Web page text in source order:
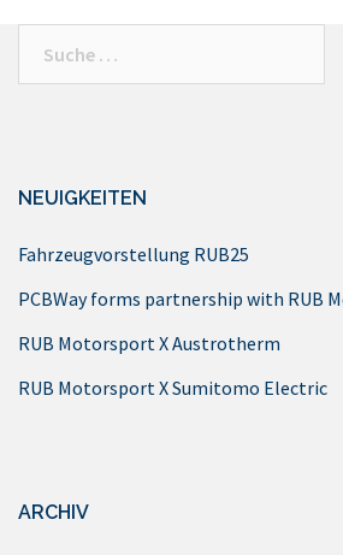
NEUIGKEITEN
Fahrzeugvorstellung RUB25
PCBWay forms partnership with RUB
RUB Motorsport X Austrotherm
RUB Motorsport X Sumitomo Electric
ARCHIV